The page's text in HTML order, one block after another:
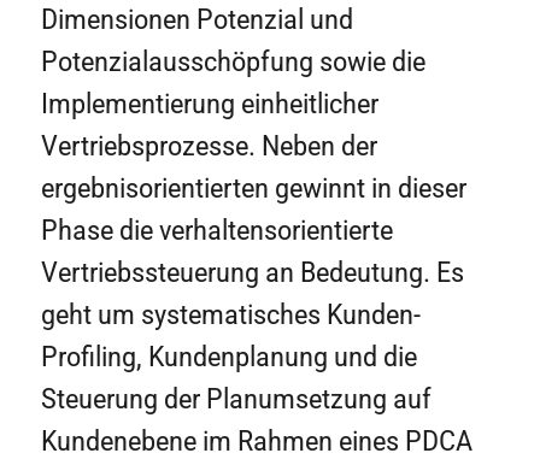
Dimensionen Potenzial und
Potenzialausschöpfung sowie die
Implementierung einheitlicher
Vertriebsprozesse. Neben der
ergebnisorientierten gewinnt in dieser
Phase die verhaltensorientierte
Vertriebssteuerung an Bedeutung. Es
geht um systematisches Kunden-
Profiling, Kundenplanung und die
Steuerung der Planumsetzung auf
Kundenebene im Rahmen eines PDCA